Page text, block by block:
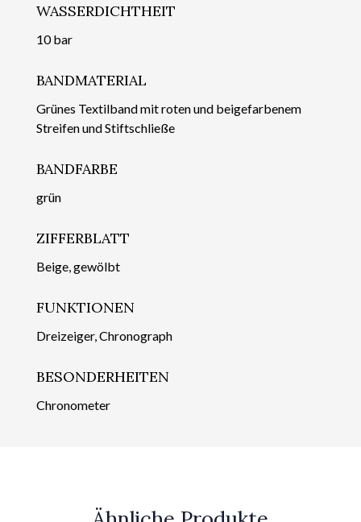
WASSERDICHTHEIT
10 bar
BANDMATERIAL
Grünes Textilband mit roten und beigefarbenem
Streifen und Stiftschließe
BANDFARBE
grün
ZIFFERBLATT
Beige, gewölbt
FUNKTIONEN
Dreizeiger, Chronograph
BESONDERHEITEN
Chronometer